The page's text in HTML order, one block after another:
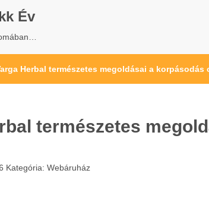
Év
Herbal természetes megoldásai a korpásodás
természetes
Kategória: Webáruház